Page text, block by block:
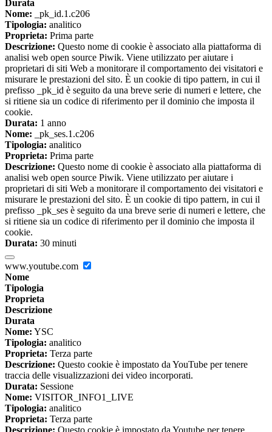
Durata
Nome: _pk_id.1.c206
Tipologia: analitico
Proprieta: Prima parte
Descrizione: Questo nome di cookie è associato alla piattaforma di
analisi web open source Piwik. Viene utilizzato per aiutare i
proprietari di siti Web a monitorare il comportamento dei visitatori e
misurare le prestazioni del sito. È un cookie di tipo pattern, in cui il
prefisso _pk_id è seguito da una breve serie di numeri e lettere, che
si ritiene sia un codice di riferimento per il dominio che imposta il
cookie.
Durata: 1 anno
Nome: _pk_ses.1.c206
Tipologia: analitico
Proprieta: Prima parte
Descrizione: Questo nome di cookie è associato alla piattaforma di
analisi web open source Piwik. Viene utilizzato per aiutare i
proprietari di siti Web a monitorare il comportamento dei visitatori e
misurare le prestazioni del sito. È un cookie di tipo pattern, in cui il
prefisso _pk_ses è seguito da una breve serie di numeri e lettere, che
si ritiene sia un codice di riferimento per il dominio che imposta il
cookie.
Durata: 30 minuti
www.youtube.com
Nome
Tipologia
Proprieta
Descrizione
Durata
Nome: YSC
Tipologia: analitico
Proprieta: Terza parte
Descrizione: Questo cookie è impostato da YouTube per tenere
traccia delle visualizzazioni dei video incorporati.
Durata: Sessione
Nome: VISITOR_INFO1_LIVE
Tipologia: analitico
Proprieta: Terza parte